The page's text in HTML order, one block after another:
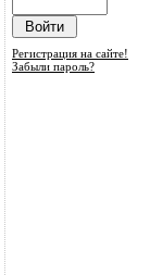
Регистрация на сайте!
Забыли пароль?